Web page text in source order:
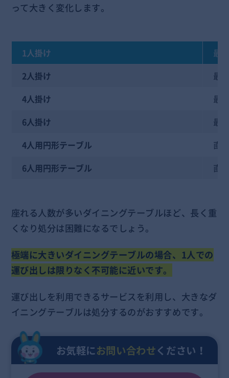
って大きく変化します。
1人掛け
最
2人掛け
最
4人掛け
最
6人掛け
最
4人用円形テーブル
直
6人用円形テーブル
直
座れる人数が多いダイニングテーブルほど、長く重
くなり処分は困難になるでしょう。
極端に大きいダイニングテーブルの場合、1人での
運び出しは限りなく不可能に近いです。
運び出しを利用できるサービスを利用し、大きなダ
イニングテーブルは処分するのがおすすめです。
お気軽にお問い合わせください！